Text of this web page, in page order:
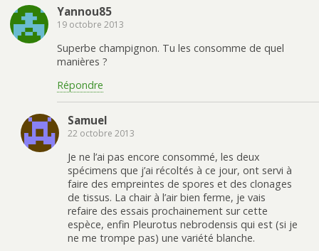
Yannou85
19 octobre 2013
Superbe champignon. Tu les consomme de quel
manières ?
Répondre
Samuel
22 octobre 2013
Je ne l’ai pas encore consommé, les deux
spécimens que j’ai récoltés à ce jour, ont servi à
faire des empreintes de spores et des clonages
de tissus. La chair à l’air bien ferme, je vais
refaire des essais prochainement sur cette
espèce, enfin Pleurotus nebrodensis qui est (si je
ne me trompe pas) une variété blanche.